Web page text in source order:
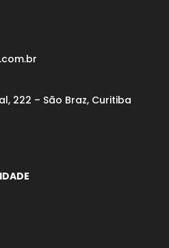
222 – São Braz, Curitiba